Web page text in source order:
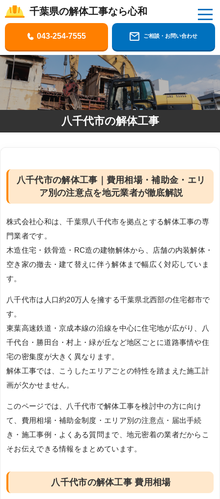
千葉県の解体工事なら心和
千葉県の解体工事なら株式会社心和
043-254-7555 ご相談・お問い合わせ
八千代市の解体工事
八千代市の解体工事｜費用相場・補助金・エリ
ア別の注意点を地元業者が徹底解説
株式会社心和は、千葉県八千代市を拠点とする解体工事の専
門業者です。
木造住宅・鉄骨造・RC造の建物解体から、店舗の内装解体・
空き家の撤去・建て替えに伴う解体まで幅広く対応していま
す。
八千代市は人口約20万人を擁する千葉県北西部の住宅都市で
す。
東葉高速鉄道・京成本線の沿線を中心に住宅地が広がり、八
千代台・勝田台・村上・緑が丘など地区ごとに道路事情や住
宅の密集度が大きく異なります。
解体工事では、こうしたエリアごとの特性を踏まえた施工計
画が欠かせません。
このページでは、八千代市で解体工事を検討中の方に向け
て、費用相場・補助金制度・エリア別の注意点・届出手続
き・施工事例・よくある質問まで、地元密着の業者だからこ
そお伝えできる情報をまとめています。
八千代市の解体工事 費用相場